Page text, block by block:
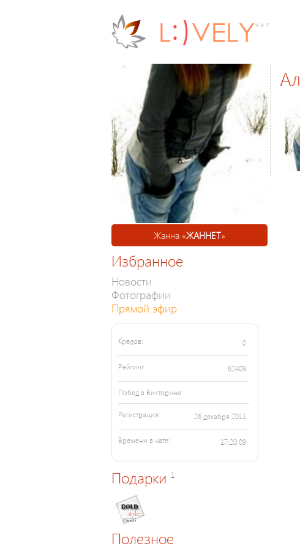
Жанна «ЖАННЕТ»
Избранное
Новости
Фотографии
Прямой эфир
Кредов: 0
Рейтинг: 62409
Побед в Викторине:
Регистрация: 26 декабря 2011
Времени в чате: 17:20:09
Подарки 1
Полезное